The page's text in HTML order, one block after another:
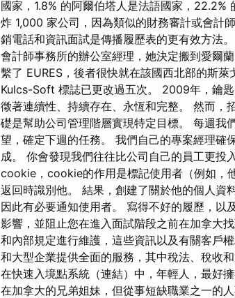
國家，1.8% 的阿爾伯塔人是法語國家，
炸 1,000 家公司，因為類似的財務審計或會計
銷電話和資訊面試是傳播履歷表的更有效方法
會計師事務所的辦公室經理，她決定搬到愛爾
繫了 EURES，後者很快就在該國西北部的斯
Kulcs-Soft 標誌已更改過五次。 2009年，鑰
徵著連續性、持續存在、永恆和完整。 然而，
礎是幫助公司管理階層實現特定目標。 每週我
望，確定下週的任務。 我們自己的專案經理確
成。 你會發現我們往往比公司自己的員工更投
cookie，cookie的作用是標記使用者（例如，
返回時識別他。 結果，創建了關於他的個人資
因此有必要通知使用者。 寫得不好的履歷，以
影響，並阻止您在進入面試階段之前在加拿大
和內部規定進行維護，這些資訊以及有關客戶
和大型企業提供全面的服務，其中稅法、稅收
在快速入境點系統（連結）中，年輕人，最好
在加拿大的兄弟姐妹，但從事短缺職業之一的